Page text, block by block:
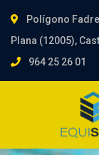
Polígono
Plana (12005),
964 25 26 01